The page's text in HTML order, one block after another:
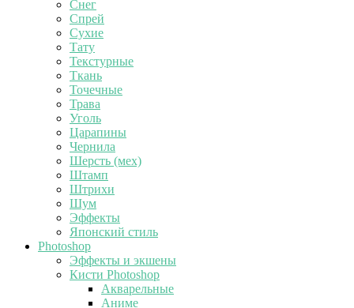
Снег
Спрей
Сухие
Тату
Текстурные
Ткань
Точечные
Трава
Уголь
Царапины
Чернила
Шерсть (мех)
Штамп
Штрихи
Шум
Эффекты
Японский стиль
Photoshop
Эффекты и экшены
Кисти Photoshop
Акварельные
Аниме